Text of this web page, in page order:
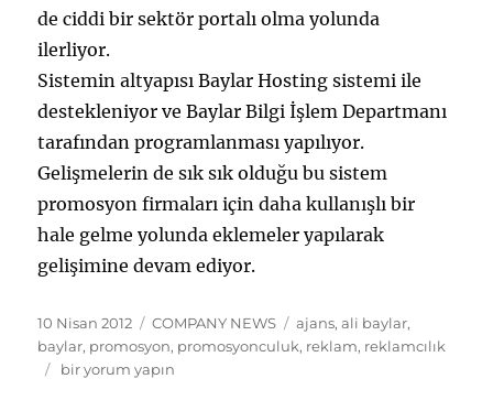
de ciddi bir sektör portalı olma yolunda
ilerliyor.
Sistemin altyapısı Baylar Hosting sistemi ile
destekleniyor ve Baylar Bilgi İşlem Departmanı
tarafından programlanması yapılıyor.
Gelişmelerin de sık sık olduğu bu sistem
promosyon firmaları için daha kullanışlı bir
hale gelme yolunda eklemeler yapılarak
gelişimine devam ediyor.
Yayın
tarihi
10 Nisan 2012 Kategoriler
COMPANY NEWS Etiketler
ajans,ali baylar,
baylar, promosyon, promosyonculuk, reklam, reklamcılık
BAYLAR
bir yorum yapın